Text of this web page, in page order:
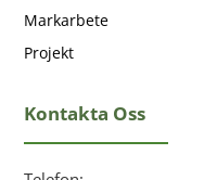
Markarbete
Projekt
Kontakta Oss